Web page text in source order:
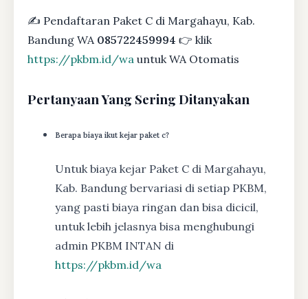
✍ Pendaftaran Paket C di Margahayu, Kab.
Bandung WA 085722459994 👉 klik
https://pkbm.id/wa untuk WA Otomatis
Pertanyaan Yang Sering Ditanyakan
Berapa biaya ikut kejar paket c?
Untuk biaya kejar Paket C di Margahayu,
Kab. Bandung bervariasi di setiap PKBM,
yang pasti biaya ringan dan bisa dicicil,
untuk lebih jelasnya bisa menghubungi
admin PKBM INTAN di
https://pkbm.id/wa